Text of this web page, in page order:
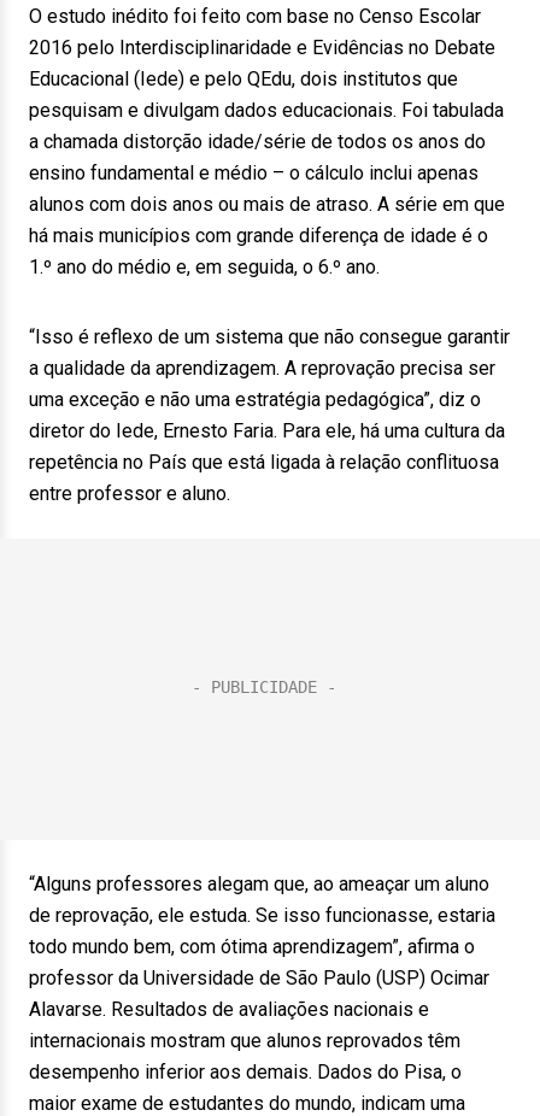
O estudo inédito foi feito com base no Censo Escolar
2016 pelo Interdisciplinaridade e Evidências no Debate
Educacional (Iede) e pelo QEdu, dois institutos que
pesquisam e divulgam dados educacionais. Foi tabulada
a chamada distorção idade/série de todos os anos do
ensino fundamental e médio – o cálculo inclui apenas
alunos com dois anos ou mais de atraso. A série em que
há mais municípios com grande diferença de idade é o
1.º ano do médio e, em seguida, o 6.º ano.
“Isso é reflexo de um sistema que não consegue garantir
a qualidade da aprendizagem. A reprovação precisa ser
uma exceção e não uma estratégia pedagógica”, diz o
diretor do Iede, Ernesto Faria. Para ele, há uma cultura da
repetência no País que está ligada à relação conflituosa
entre professor e aluno.
“Alguns professores alegam que, ao ameaçar um aluno
de reprovação, ele estuda. Se isso funcionasse, estaria
todo mundo bem, com ótima aprendizagem”, afirma o
professor da Universidade de São Paulo (USP) Ocimar
Alavarse. Resultados de avaliações nacionais e
internacionais mostram que alunos reprovados têm
desempenho inferior aos demais. Dados do Pisa, o
maior exame de estudantes do mundo, indicam uma